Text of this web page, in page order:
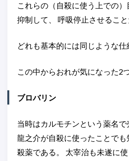
これらの（自殺に使う上での
抑制して、 呼吸停止させること
どれも基本的には同じような仕
この中からおれが気になった2
ブロバリン
当時はカルモチンという薬名で
龍之介が自殺に使ったことで
殺薬である。 太宰治も未遂に